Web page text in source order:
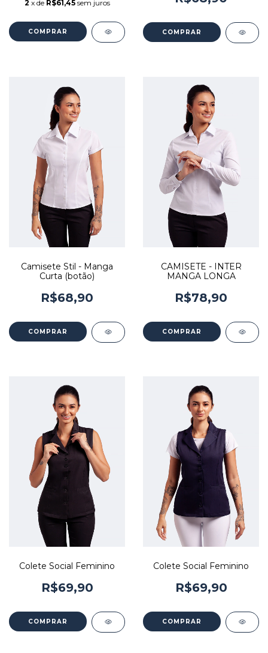
2 x de R$61,45 sem juros
COMPRAR COMPRAR
Camisete Stil - Manga
Curta (botão)
R$68,90
COMPRAR
CAMISETE - INTER
MANGA LONGA
R$78,90
COMPRAR
Colete Social Feminino
R$69,90
COMPRAR
Colete Social Feminino
R$69,90
COMPRAR